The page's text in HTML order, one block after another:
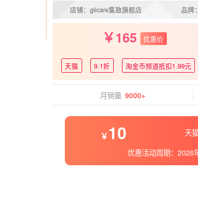
店铺：giicare集致旗舰店 品牌
165 优惠价
天猫 9.1折 淘金币频道抵扣1.99元
月销量 9000+
10 天
优惠活动周期： 2026